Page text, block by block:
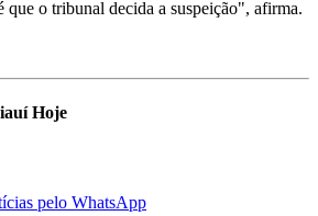
que o tribunal decida a suspeição", afirma.
Hoje
pelo WhatsApp